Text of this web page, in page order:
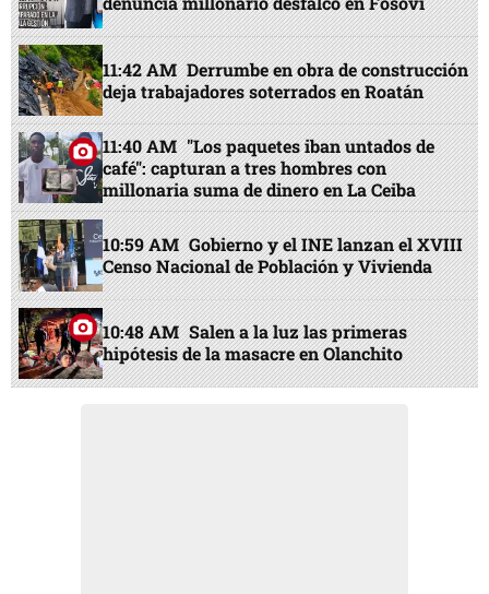
11:42 AM Derrumbe en obra de construcción
deja trabajadores soterrados en Roatán
11:40 AM "Los paquetes iban untados de
café": capturan a tres hombres con
millonaria suma de dinero en La Ceiba
10:59 AM Gobierno y el INE lanzan el XVIII
Censo Nacional de Población y Vivienda
10:48 AM Salen a la luz las primeras
hipótesis de la masacre en Olanchito